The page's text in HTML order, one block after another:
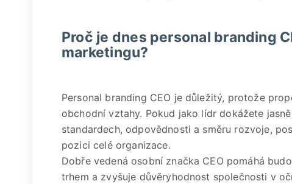
Proč je dnes personal branding
marketingu?
Personal branding CEO je důležitý, protože
obchodní vztahy. Pokud jako lídr dokážete
standardech, odpovědnosti a směru rozvoje,
pozici celé organizace.
Dobře vedená osobní značka CEO pomáhá
trhem a zvyšuje důvěryhodnost společnosti v